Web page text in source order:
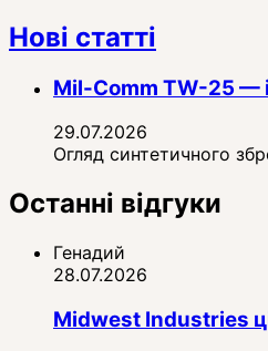
Нові статті
Mil-Comm TW-25 —
29.07.2026
Огляд синтетичного
Останні відгуки
Генадий
28.07.2026
Midwest Industries